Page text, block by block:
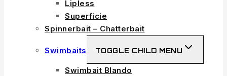
Lipless
Superficie
Spinnerbait – Chatterbait
Swimbaits TOGGLE CHILD MENU
Swimbait Blando